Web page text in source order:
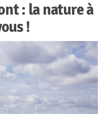
: la nature à
!